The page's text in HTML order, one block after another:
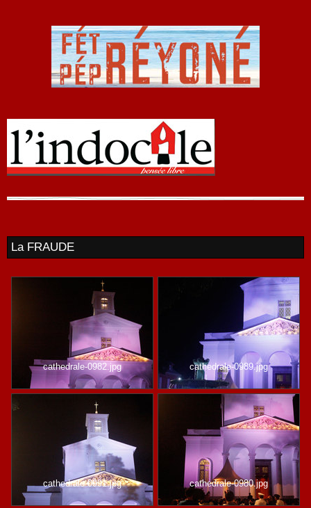
La FRAUDE
cathedrale-0982.jpg cathedrale-0989.jpg
cathedrale-0991.jpg cathedrale-0980.jpg